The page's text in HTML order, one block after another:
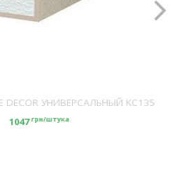
DECOR УНИВЕРСАЛЬНЫЙ KC135
1047грн/штука